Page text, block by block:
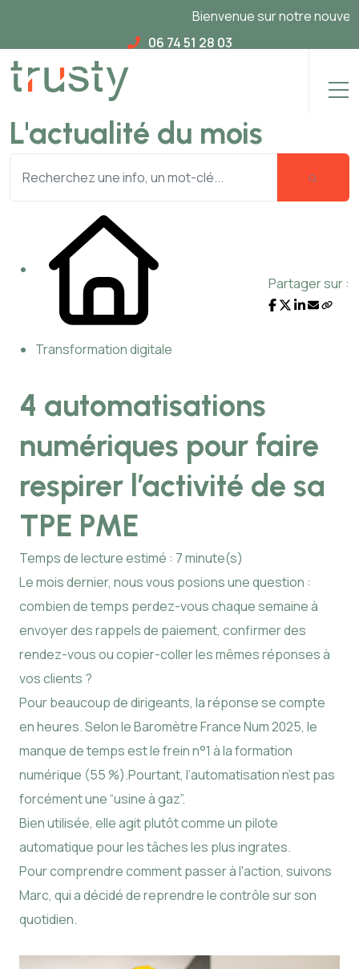
Bienvenue sur notre nouveau
06 74 51 28 03
L'actualité du mois
Transformation digitale
Partager sur :
4 automatisations
numériques pour faire
respirer l’activité de sa
TPE PME
Temps de lecture estimé : 7 minute(s)
Le mois dernier, nous vous posions une question :
combien de temps perdez-vous chaque semaine à
envoyer des rappels de paiement, confirmer des
rendez-vous ou copier-coller les mêmes réponses à
vos clients ?
Pour beaucoup de dirigeants, la réponse se compte
en heures. Selon le Baromètre France Num 2025, le
manque de temps est le frein n°1 à la formation
numérique (55 %).Pourtant, l’automatisation n’est pas
forcément une “usine à gaz”.
Bien utilisée, elle agit plutôt comme un pilote
automatique pour les tâches les plus ingrates.
Pour comprendre comment passer à l'action, suivons
Marc, qui a décidé de reprendre le contrôle sur son
quotidien.